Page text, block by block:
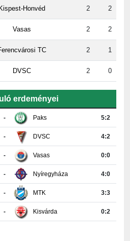
Vasas 2 2
Ferencvárosi TC 2 1
DVSC 2 0
- Paks
DVSC 4:2
Vasas 0:0
Nyíregyháza 4:0
MTK 3:3
Kisvárda 0:2